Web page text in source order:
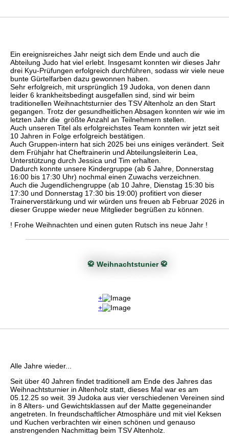
Ein ereignisreiches Jahr neigt sich dem Ende und auch die
Abteilung Judo hat viel erlebt. Insgesamt konnten wir dieses Jahr
drei Kyu-Prüfungen erfolgreich durchführen, sodass wir viele neue
bunte Gürtelfarben dazu gewonnen haben.
Sehr erfolgreich, mit ursprünglich 19 Judoka, von denen dann
leider 6 krankheitsbedingt ausgefallen sind, sind wir beim
traditionellen Weihnachtsturnier des TSV Altenholz an den Start
gegangen. Trotz der gesundheitlichen Absagen konnten wir wie im
letzten Jahr die größte Anzahl an Teilnehmern stellen.
Auch unseren Titel als erfolgreichstes Team konnten wir jetzt seit
10 Jahren in Folge erfolgreich bestätigen.
Auch Gruppen-intern hat sich 2025 bei uns einiges verändert. Seit
dem Frühjahr hat Cheftrainerin und Abteilungsleiterin Lea,
Unterstützung durch Jessica und Tim erhalten.
Dadurch konnte unsere Kindergruppe (ab 6 Jahre, Donnerstag
16:00 bis 17:30 Uhr) nochmal einen Zuwachs verzeichnen.
Auch die Jugendlichengruppe (ab 10 Jahre, Dienstag 15:30 bis
17:30 und Donnerstag 17:30 bis 19:00) profitiert von dieser
Trainerverstärkung und wir würden uns freuen ab Februar 2026 in
dieser Gruppe wieder neue Mitglieder begrüßen zu können.
! Frohe Weihnachten und einen guten Rutsch ins neue Jahr !
🥋 Weihnachtstunier 🥋
+
+
Alle Jahre wieder...
Seit über 40 Jahren findet traditionell am Ende des Jahres das
Weihnachtsturnier in Altenholz statt, dieses Mal war es am
05.12.25 so weit. 39 Judoka aus vier verschiedenen Vereinen sind
in 8 Alters- und Gewichtsklassen auf der Matte gegeneinander
angetreten. In freundschaftlicher Atmosphäre und mit viel Keksen
und Kuchen verbrachten wir einen schönen und genauso
anstrengenden Nachmittag beim TSV Altenholz.